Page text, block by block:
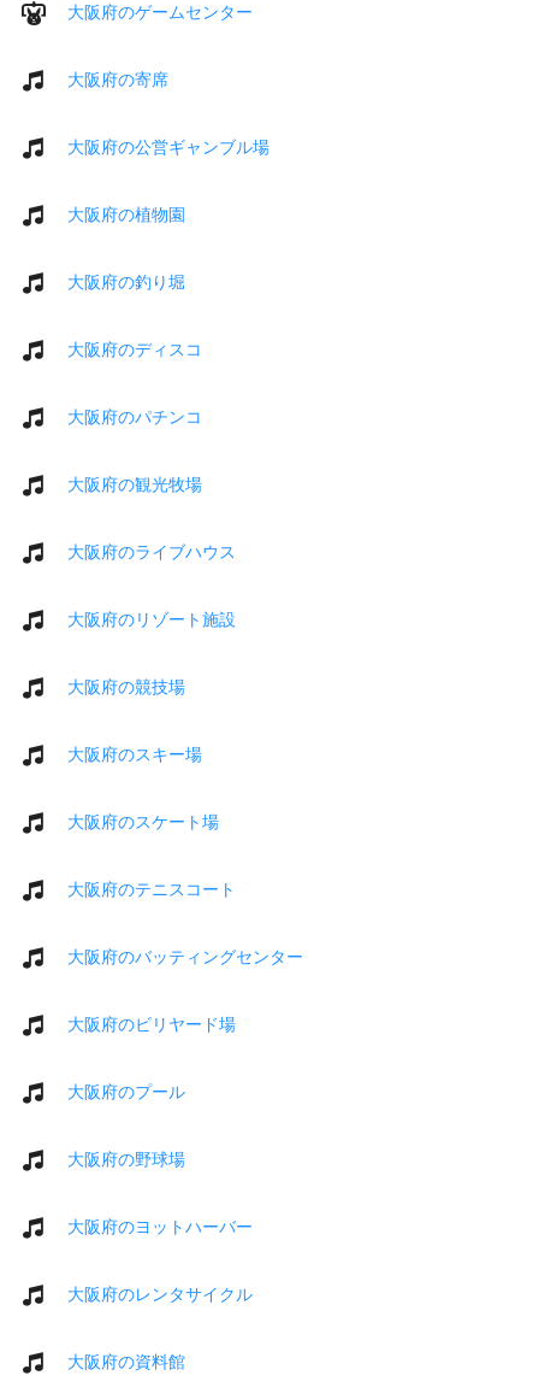
大阪府のゲームセンター
大阪府の寄席
大阪府の公営ギャンブル場
大阪府の植物園
大阪府の釣り堀
大阪府のディスコ
大阪府のパチンコ
大阪府の観光牧場
大阪府のライブハウス
大阪府のリゾート施設
大阪府の競技場
大阪府のスキー場
大阪府のスケート場
大阪府のテニスコート
大阪府のバッティングセンター
大阪府のビリヤード場
大阪府のプール
大阪府の野球場
大阪府のヨットハーバー
大阪府のレンタサイクル
大阪府の資料館